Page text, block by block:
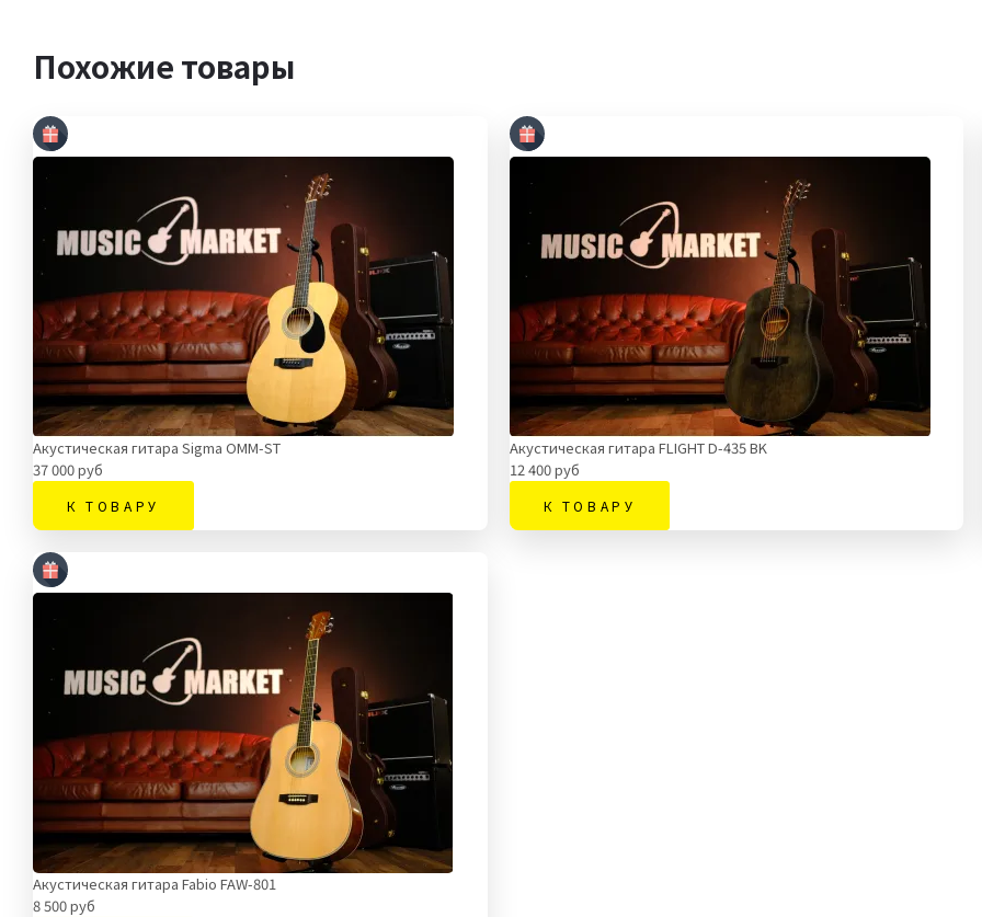
Похожие товары
Акустическая гитара Sigma OMM-ST
37 000 руб
К ТОВАРУ
Акустическая гитара FLIGHT D-435 BK
12 400 руб
К ТОВАРУ
Акустическая гитара Fabio FAW-801
8 500 руб